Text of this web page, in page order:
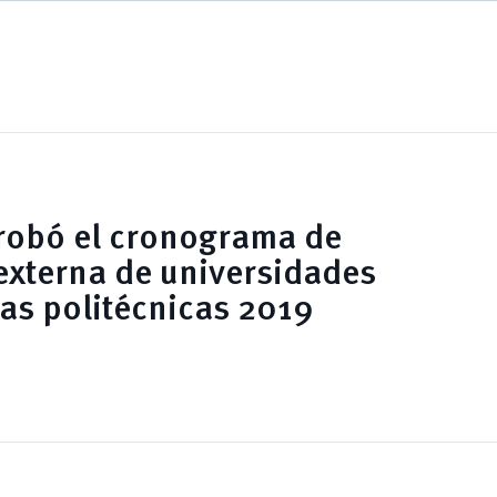
el cronograma de
de universidades
politécnicas 2019